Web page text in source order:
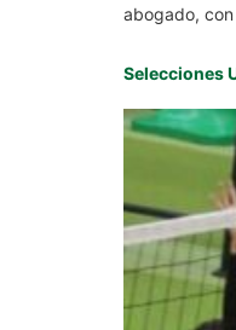
abogado,
Selecciones